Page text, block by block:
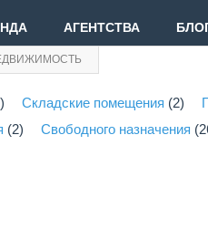
АГЕНТСТВА
Складские помещения (2)
(2) Свободного назначения